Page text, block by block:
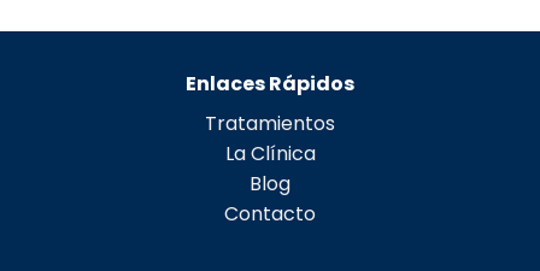
Enlaces Rápidos
Tratamientos
La Clínica
Blog
Contacto